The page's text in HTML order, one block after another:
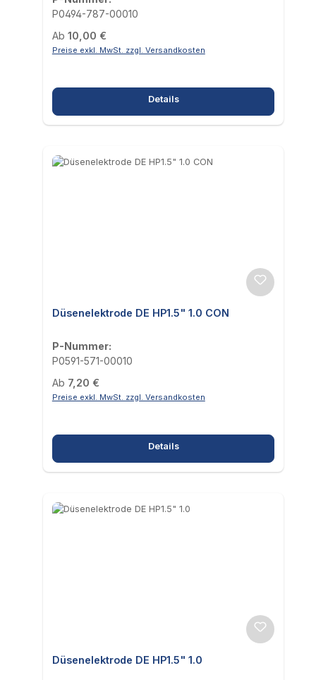
P0494-787-00010
Regulärer Preis:
Ab 10,00 €
Preise exkl. MwSt. zzgl. Versandkosten
Details
Düsenelektrode DE HP1.5" 1.0 CON
P-Nummer:
P0591-571-00010
Regulärer Preis:
Ab 7,20 €
Preise exkl. MwSt. zzgl. Versandkosten
Details
Düsenelektrode DE HP1.5" 1.0